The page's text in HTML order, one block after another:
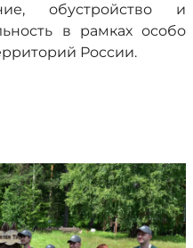
обустройство и
в рамках особо
России.